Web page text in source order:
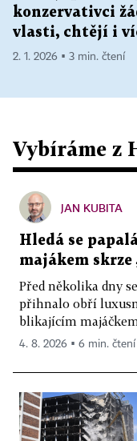
konzervativci
vlasti, chtějí i
2. 1. 2026 ▪ 3 min. čtení
Vybíráme z
JAN KUBITA
Hledá se
majákem
Před několika dny
přihnalo obří
blikajícím
4. 8. 2026 ▪ 6 min. čtení